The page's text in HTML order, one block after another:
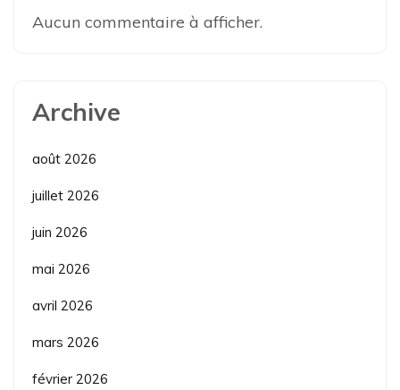
Aucun commentaire à afficher.
Archive
août 2026
juillet 2026
juin 2026
mai 2026
avril 2026
mars 2026
février 2026